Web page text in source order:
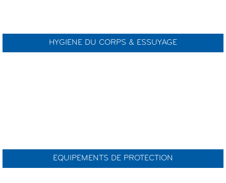
HYGIENE DU CORPS & ESSUYAGE
EQUIPEMENTS DE PROTECTION